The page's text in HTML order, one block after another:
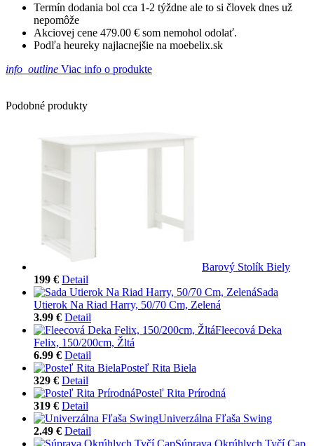
Termín dodania bol cca 1-2 týždne ale to si človek dnes už
nepomôže
Akciovej cene 479.00 € som nemohol odolať.
Podľa heureky najlacnejšie na moebelix.sk
info_outline Viac info o produkte
Podobné produkty
Barový Stolík Biely
199 € Detail
Sada
Utierok Na Riad Harry, 50/70 Cm, Zelená
3.99 € Detail
Fleecová Deka
Felix, 150/200cm, Žltá
6.99 € Detail
Posteľ Rita Biela
329 € Detail
Posteľ Rita Prírodná
319 € Detail
Univerzálna Fľaša Swing
2.49 € Detail
Súprava Okrúhlych Tyčí Cap